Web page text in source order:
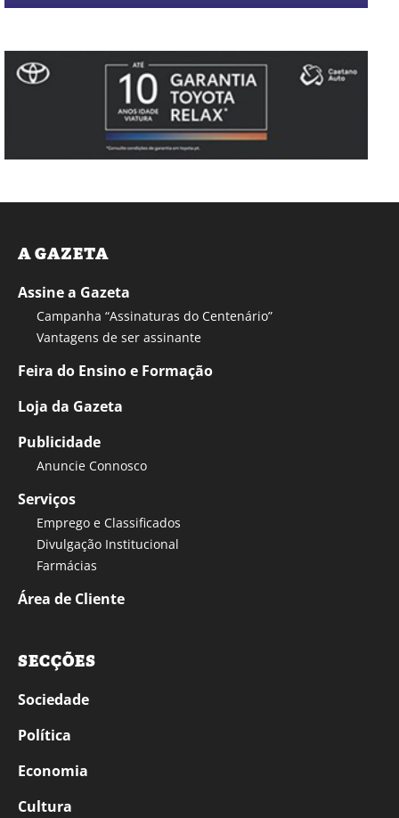
A GAZETA
Assine a Gazeta
Campanha “Assinaturas do Centenário”
Vantagens de ser assinante
Feira do Ensino e Formação
Loja da Gazeta
Publicidade
Anuncie Connosco
Serviços
Emprego e Classificados
Divulgação Institucional
Farmácias
Área de Cliente
SECÇÕES
Sociedade
Política
Economia
Cultura